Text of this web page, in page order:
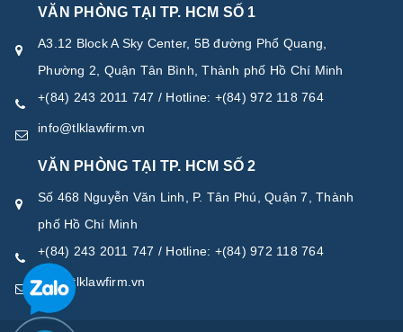
VĂN PHÒNG TẠI TP. HCM SỐ 1
A3.12 Block A Sky Center, 5B đường Phổ Quang,
Phường 2, Quận Tân Bình, Thành phố Hồ Chí Minh
+(84) 243 2011 747 / Hotline: +(84) 972 118 764
info@tlklawfirm.vn
VĂN PHÒNG TẠI TP. HCM SỐ 2
Số 468 Nguyễn Văn Linh, P. Tân Phú, Quận 7, Thành
phố Hồ Chí Minh
+(84) 243 2011 747 / Hotline: +(84) 972 118 764
info@tlklawfirm.vn